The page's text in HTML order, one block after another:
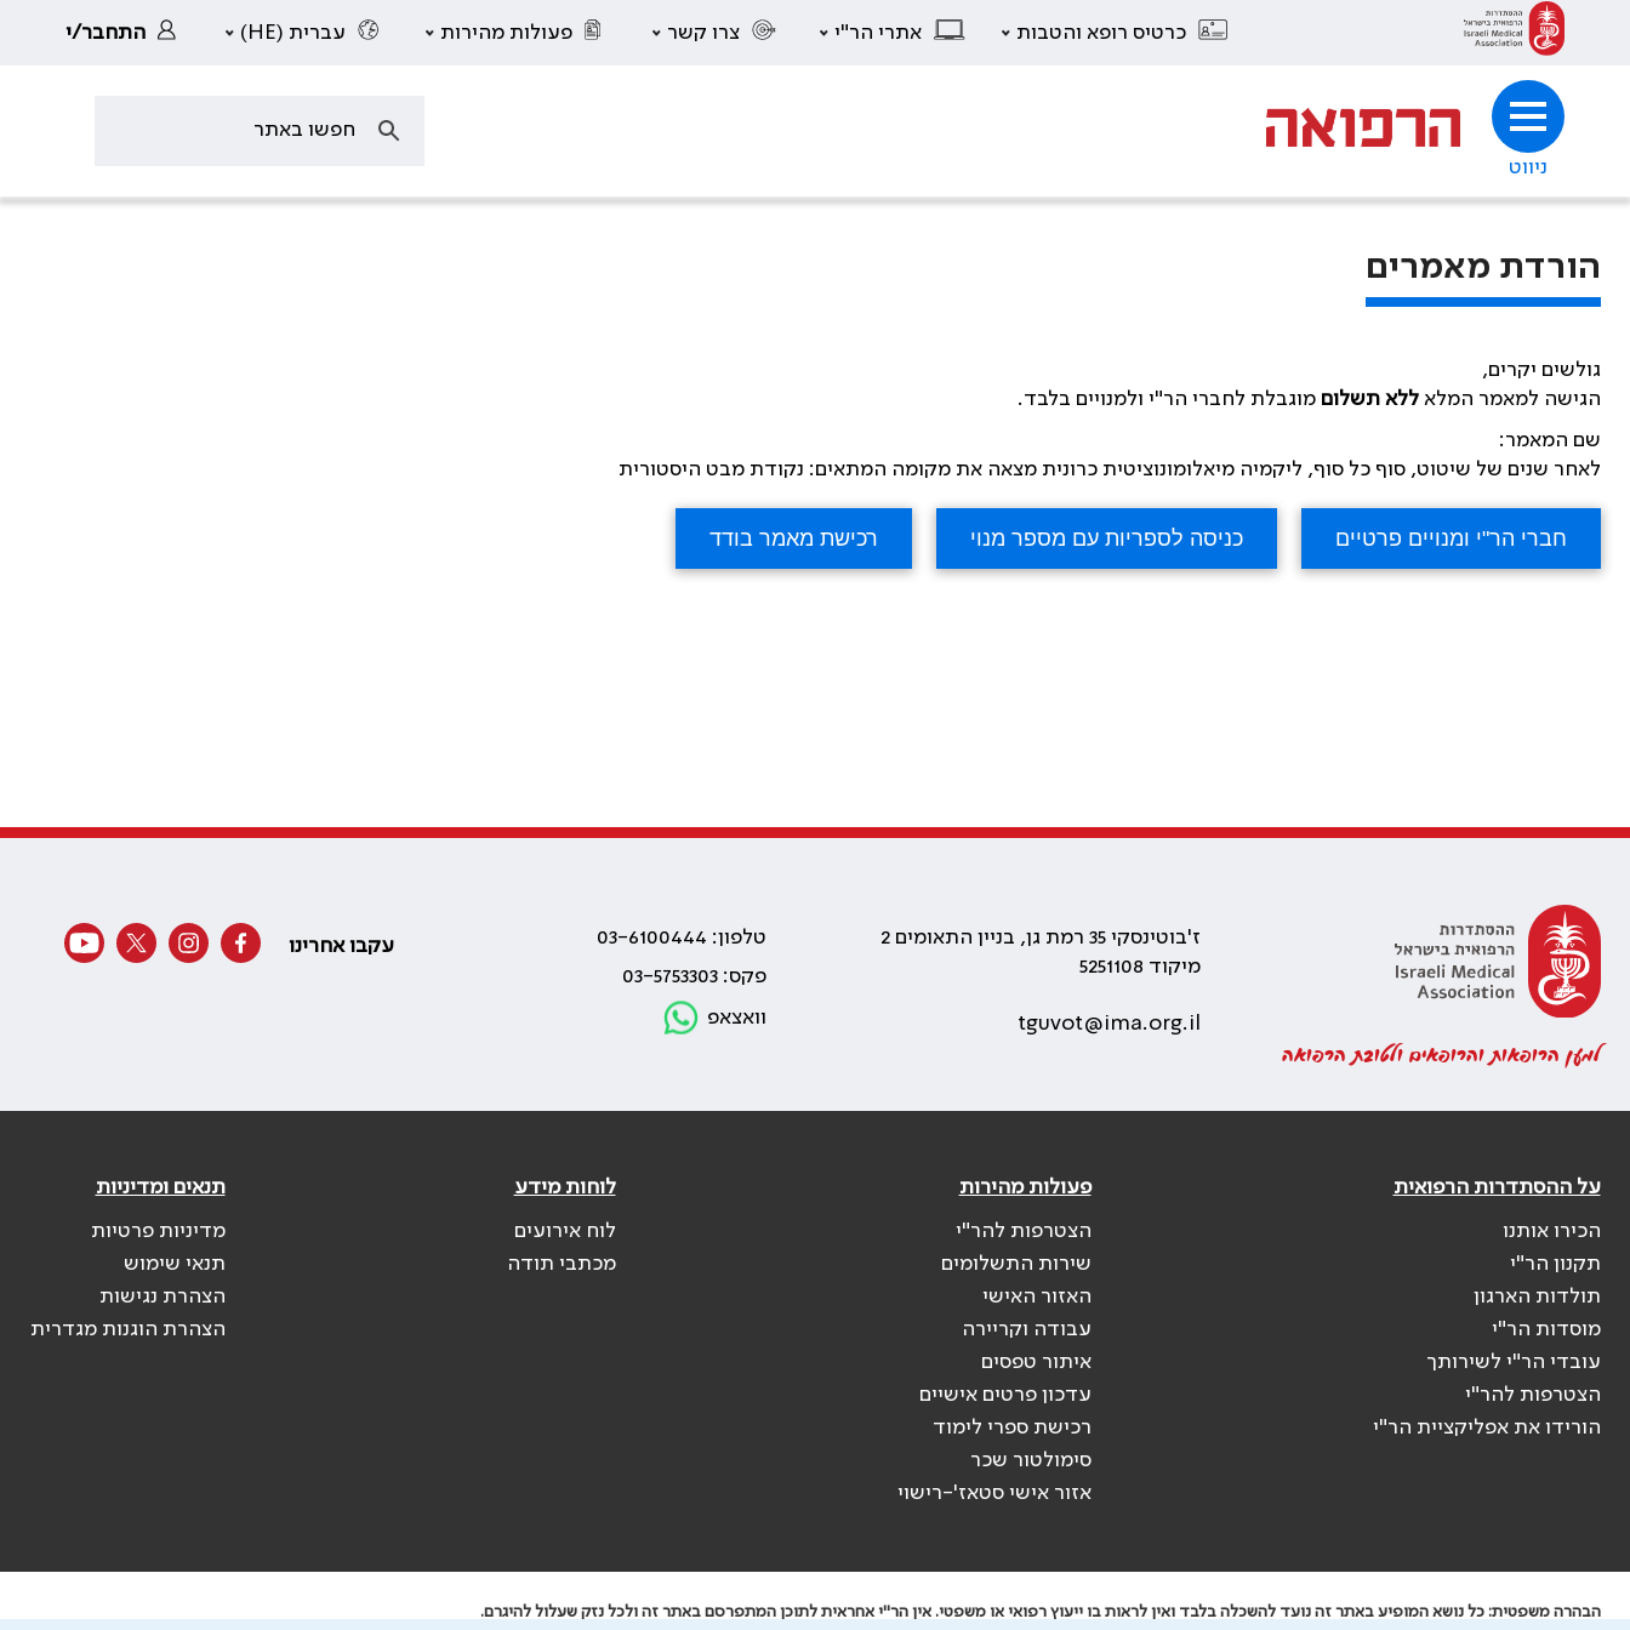
כרטיס רופא והטבות אתרי הר"י צרו קשר פעולות מהירות עברית (HE) התחבר/י
ניווט
הורדת מאמרים
גולשים יקרים,
הגישה למאמר המלאללא תשלום מוגבלת לחברי הר"י ולמנויים בלבד.
שם המאמר:
לאחר שנים של שיטוט, סוף כל סוף, ליקמיה מיאלומונוציטית כרונית מצאה את מקומה המתאים: נקודת מבט היסטורית
למען הרופאות והרופאים ולטובת הרפואה
ז'בוטינסקי 35 רמת גן, בניין התאומים 2
מיקוד 5251108
tguvot@ima.org.il
טלפון: 03-6100444
פקס: 03-5753303
וואצאפ
עקבו אחרינו
על ההסתדרות הרפואית
הכירו אותנו
תקנון הר"י
תולדות הארגון
מוסדות הר"י
עובדי הר"י לשירותך
הצטרפות להר"י
הורידו את אפליקציית הר"י
פעולות מהירות
הצטרפות להר"י
שירות התשלומים
האזור האישי
עבודה וקריירה
איתור טפסים
עדכון פרטים אישיים
רכישת ספרי לימוד
סימולטור שכר
אזור אישי סטאז'-רישוי
לוחות מידע
לוח אירועים
מכתבי תודה
תנאים ומדיניות
מדיניות פרטיות
תנאי שימוש
הצהרת נגישות
הצהרת הוגנות מגדרית
הבהרה משפטית: כל נושא המופיע באתר זה נועד להשכלה בלבד ואין לראות בו ייעוץ רפואי או משפטי. אין הר"י אחראית לתוכן המתפרסם באתר זה ולכל נזק שעלול להיגרם.